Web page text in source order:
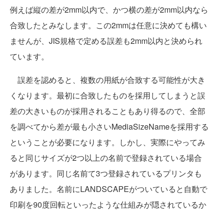
例えば縦の差が2mm以内で、かつ横の差が2mm以内なら
合致したとみなします。この2mmは任意に決めても構い
ませんが、JIS規格で定める誤差も2mm以内と決められ
ています。
誤差を認めると、複数の用紙が合致する可能性が大き
くなります。最初に合致したものを採用してしまうと誤
差の大きいものが採用されることもあり得るので、全部
を調べてから差が最も小さいMediaSizeNameを採用する
ということが必要になります。しかし、実際にやってみ
ると同じサイズが2つ以上の名前で登録されている場合
があります。同じ名前て3つ登録されているプリンタも
ありました。名前にLANDSCAPEがついていると自動で
印刷を90度回転といったような仕組みが隠されているか